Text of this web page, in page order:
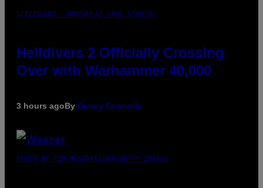
SCREENSHOT: ARROWHEAD GAME STUDIOS
Helldivers 2 Officially Crossing
Over with Warhammer 40,000
3 hours agoBy Denny Connolly
PHOTO BY TIM MOSENFELDER/GETTY IMAGES